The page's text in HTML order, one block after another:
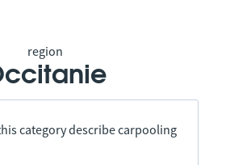
region
category describe carpooling